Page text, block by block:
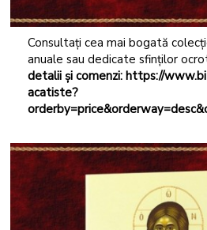
Consultați cea mai bogată
anuale sau dedicate sfinților
detalii și comenzi: https://
acatiste?